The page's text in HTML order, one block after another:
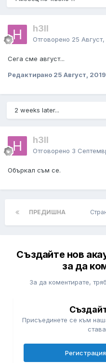
h3ll
Отговорено 25 Август,
Сега сме август...
Редактирано 25 Август, 2019
2 weeks later...
h3ll
Отговорено 3
Объркал съм се.
ПРЕДИШНА
Създайте нов
за да
За да коментирате,
Присъединете се към